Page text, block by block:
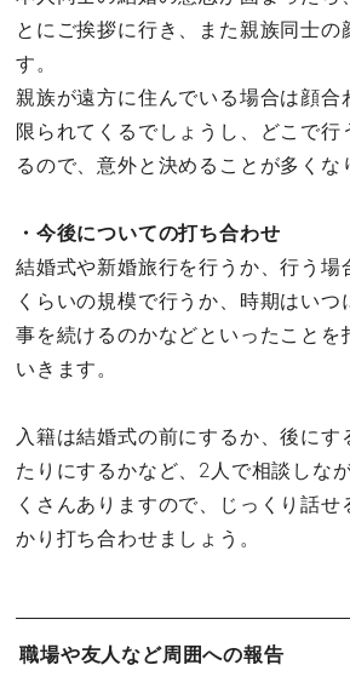
とにご挨拶に行き、また親族同士の
す。
親族が遠方に住んでいる場合は顔合
限られてくるでしょうし、どこで行
るので、意外と決めることが多くな
・今後についての打ち合わせ
結婚式や新婚旅行を行うか、行う場
くらいの規模で行うか、時期はい
事を続けるのかなどといったことを
いきます。
入籍は結婚式の前にするか、後にす
たりにするかなど、2人で相談しな
くさんありますので、じっくり話せ
かり打ち合わせましょう。
職場や友人など周囲への報告